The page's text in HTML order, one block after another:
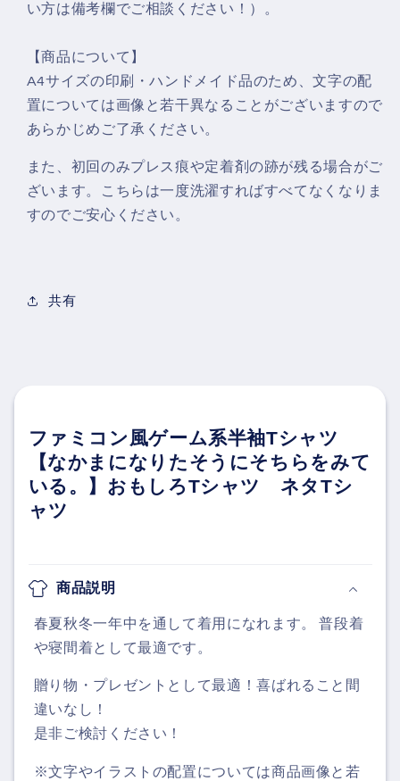
す す
い方は備考欄でご相談ください！）。
【商品について】
A4サイズの印刷・ハンドメイド品のため、文字の配
置については画像と若干異なることがございますので
あらかじめご了承ください。
また、初回のみプレス痕や定着剤の跡が残る場合がご
ざいます。こちらは一度洗濯すればすべてなくなりま
すのでご安心ください。
共有
ファミコン風ゲーム系半袖Tシャツ
【なかまになりたそうにそちらをみて
いる。】おもしろTシャツ ネタTシ
ャツ
商品説明
春夏秋冬一年中を通して着用になれます。 普段着
や寝間着として最適です。
贈り物・プレゼントとして最適！喜ばれること間
違いなし！
是非ご検討ください！
※文字やイラストの配置については商品画像と若